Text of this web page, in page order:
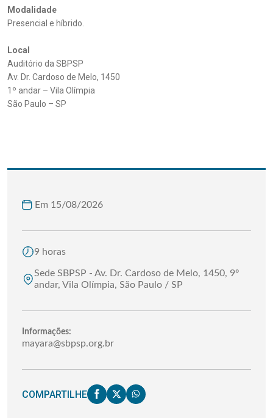
Modalidade
Presencial e híbrido.
Local
Auditório da SBPSP
Av. Dr. Cardoso de Melo, 1450
1º andar – Vila Olímpia
São Paulo – SP
Em 15/08/2026
9 horas
Sede SBPSP - Av. Dr. Cardoso de Melo, 1450, 9º
andar, Vila Olímpia, São Paulo / SP
Informações:
mayara@sbpsp.org.br
COMPARTILHE